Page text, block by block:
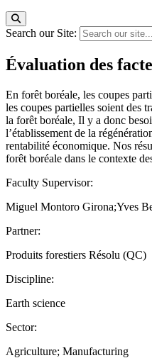
Search our Site:
Évaluation des
En forêt boréale, les coupes
les coupes partielles soient des
la forêt boréale, Il y a donc
l’établissement de la
rentabilité économique. Nos
forêt boréale dans le contexte
Faculty Supervisor:
Miguel Montoro Girona;Yves
Partner:
Produits forestiers Résolu (QC)
Discipline:
Earth science
Sector:
Agriculture; Manufacturing